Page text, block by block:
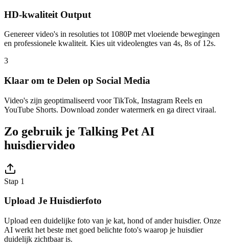
HD-kwaliteit Output
Genereer video's in resoluties tot 1080P met vloeiende bewegingen
en professionele kwaliteit. Kies uit videolengtes van 4s, 8s of 12s.
3
Klaar om te Delen op Social Media
Video's zijn geoptimaliseerd voor TikTok, Instagram Reels en
YouTube Shorts. Download zonder watermerk en ga direct viraal.
Zo gebruik je Talking Pet AI
huisdiervideo
Stap 1
Upload Je Huisdierfoto
Upload een duidelijke foto van je kat, hond of ander huisdier. Onze
AI werkt het beste met goed belichte foto's waarop je huisdier
duidelijk zichtbaar is.